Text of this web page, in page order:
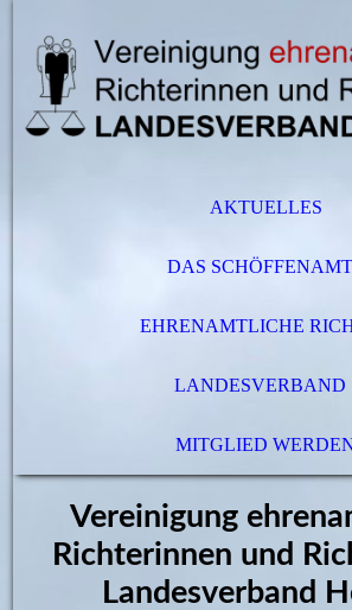
AKTUELLES
DAS SCHÖFFENAMT
EHRENAMTLICHE
LANDESVERBAND
MITGLIED
Vereinigung
Richterinnen und
Landesverband